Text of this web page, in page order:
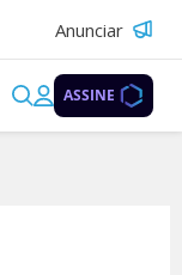
Anunciar
ASSINE